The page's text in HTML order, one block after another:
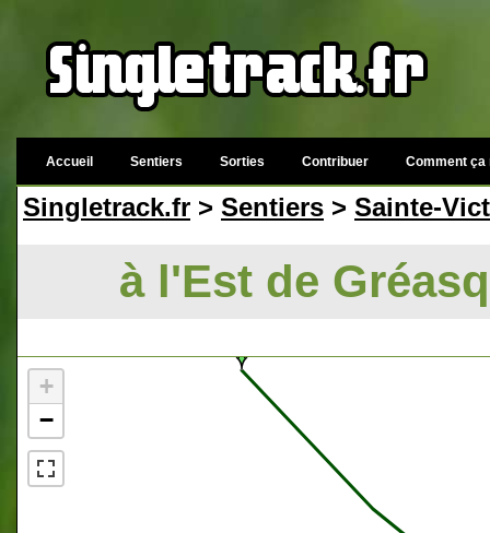
Accueil Sentiers Sorties Contribuer Comment ça
Singletrack.fr > Sentiers > Sainte-
à l'Est de
+
−